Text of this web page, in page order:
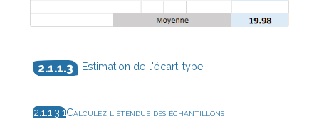
Estimation de l'écart-type
Calculez l'étendue des échantillons